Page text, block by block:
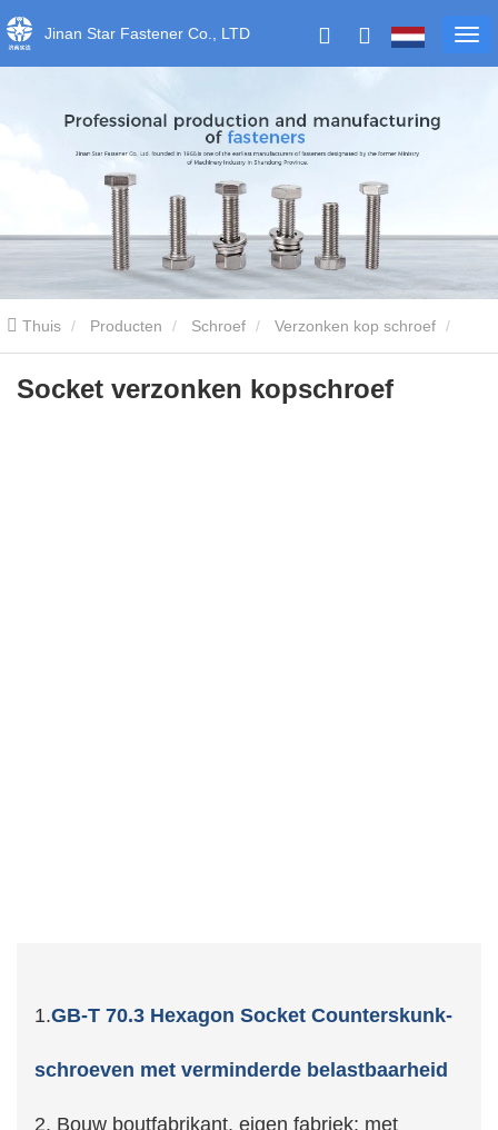
Jinan Star Fastener Co., LTD
Thuis Producten Schroef Verzonken kop schroef
Socket verzonken kopschroef
Socket verzonken kopschroef
1.GB-T 70.3 Hexagon Socket Counterskunk-
schroeven met verminderde belastbaarheid
2. Bouw boutfabrikant, eigen fabriek: met